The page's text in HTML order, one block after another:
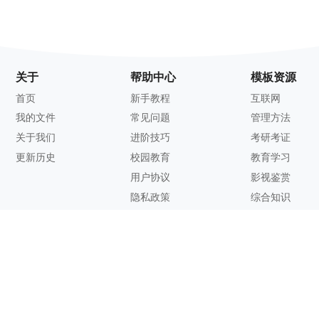
关于
首页
我的文件
关于我们
更新历史
帮助中心
新手教程
常见问题
进阶技巧
校园教育
用户协议
隐私政策
模板资源
互联网
管理方法
考研考证
教育学习
影视鉴赏
综合知识